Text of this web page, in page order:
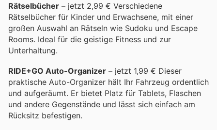
Rätselbücher – jetzt 2,99 € Verschiedene
Rätselbücher für Kinder und Erwachsene, mit einer
großen Auswahl an Rätseln wie Sudoku und Escape
Rooms. Ideal für die geistige Fitness und zur
Unterhaltung.
RIDE+GO Auto-Organizer – jetzt 1,99 € Dieser
praktische Auto-Organizer hält Ihr Fahrzeug ordentlich
und aufgeräumt. Er bietet Platz für Tablets, Flaschen
und andere Gegenstände und lässt sich einfach am
Rücksitz befestigen.